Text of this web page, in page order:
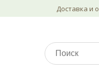
Доставка и